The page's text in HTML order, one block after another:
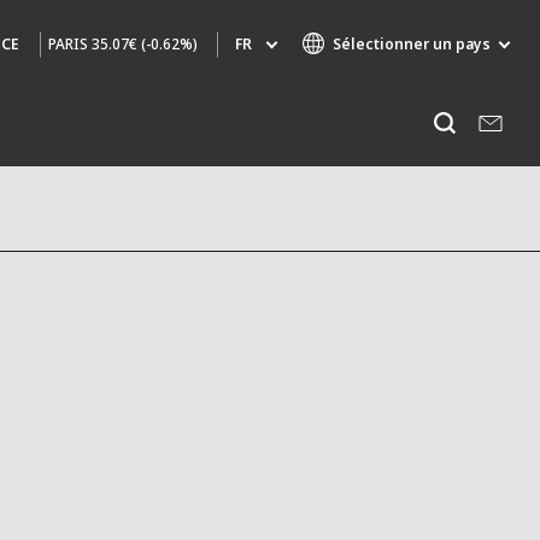
PARIS 35.07€ (-0.62%) FR Sélectionner un pays